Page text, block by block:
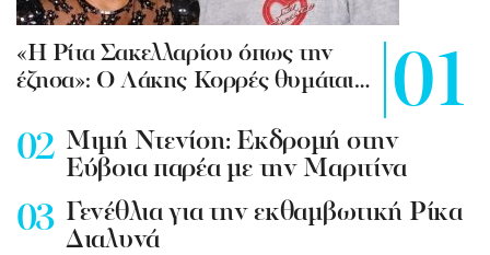
«Η Ρίτα Σακελλαρίου όπως την
έζησα»: Ο Λάκης Κορρές θυμάται…
Mιμή Ντενίση: Εκδρομή στην
Εύβοια παρέα με την Μαριτίνα
Γενέθλια για την εκθαμβωτική Ρίκα
Διαλυνά